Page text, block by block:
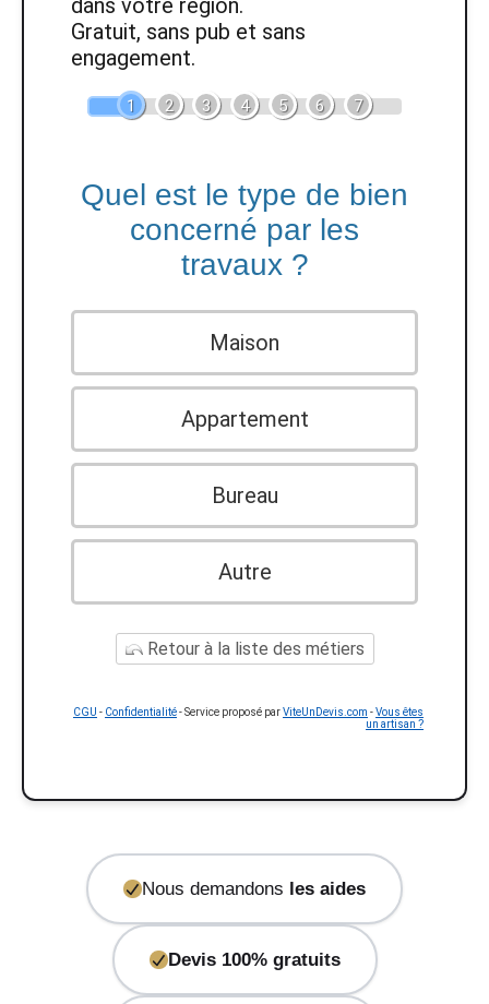
Gratuit, sans pub et sans
engagement.
1 2 3 4 5 6 7
Quel est le type de bien
concerné par les
travaux ?
Maison
Appartement
Bureau
Autre
Retour à la liste des métiers
CGU - Confidentialité- Service proposé parViteUnDevis.com -Vous êtes
un artisan ?
Nous demandons les aides
Devis 100% gratuits